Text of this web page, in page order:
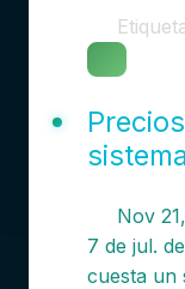
Nov
7 de jul.
cuesta un